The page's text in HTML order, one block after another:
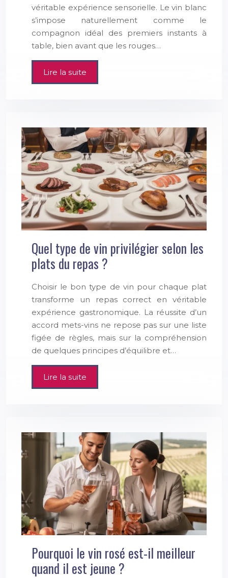
véritable expérience sensorielle. Le vin blanc
s’impose naturellement comme le
compagnon idéal des premiers instants à
table, bien avant que les rouges…
Lire la suite
Quel type de vin privilégier selon les
plats du repas ?
Choisir le bon type de vin pour chaque plat
transforme un repas correct en véritable
expérience gastronomique. La réussite d’un
accord mets-vins ne repose pas sur une liste
figée de règles, mais sur la compréhension
de quelques principes d’équilibre et…
Lire la suite
Pourquoi le vin rosé est-il meilleur
quand il est jeune ?